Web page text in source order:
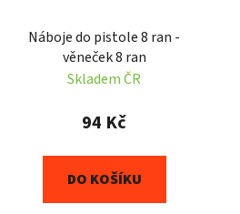
Náboje do pistole 8 ran -
věneček 8 ran
Skladem ČR
94 Kč
DO KOŠÍKU